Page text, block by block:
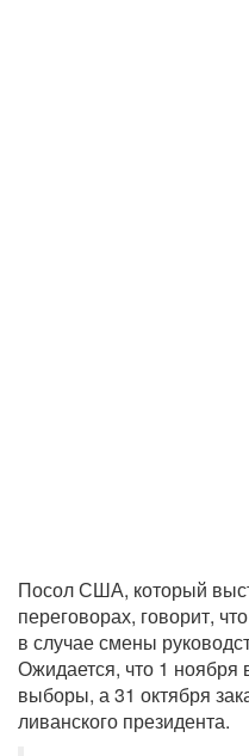
Посол США, который
переговорах, говорит,
в случае смены
Ожидается, что 1
выборы, а 31 октября
ливанского президента.